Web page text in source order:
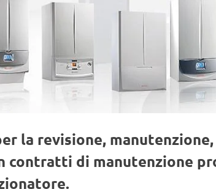
la revisione,
contratti di manutenzione